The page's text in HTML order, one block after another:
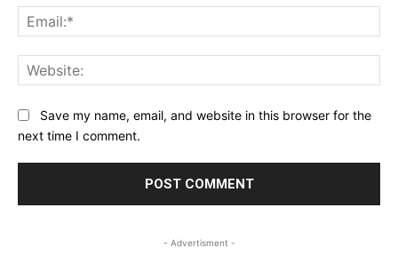
Save my name, email, and website in this browser for the
next time I comment.
- Advertisment -